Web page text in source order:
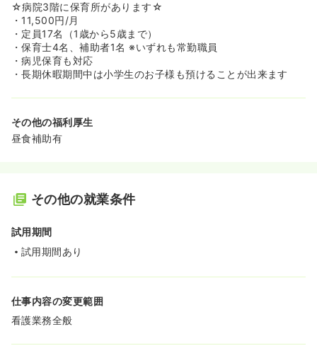
☆病院3階に保育所があります☆
・11,500円/月
・定員17名（1歳から5歳まで）
・保育士4名、補助者1名 ※いずれも常勤職員
・病児保育も対応
・長期休暇期間中は小学生のお子様も預けることが出来ます
その他の福利厚生
昼食補助有
その他の就業条件
試用期間
試用期間あり
仕事内容の変更範囲
看護業務全般